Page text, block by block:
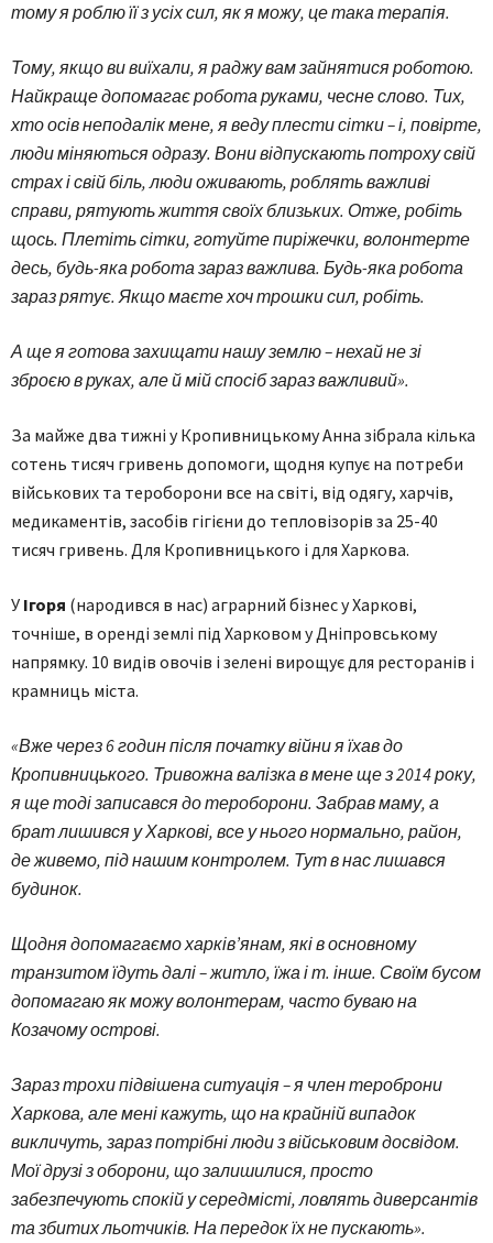
тому я роблю її з усіх сил, як я можу, це така терапія.
Тому, якщо ви виїхали, я раджу вам зайнятися роботою.
Найкраще допомагає робота руками, чесне слово. Тих,
хто осів неподалік мене, я веду плести сітки – і, повірте,
люди міняються одразу. Вони відпускають потроху свій
страх і свій біль, люди оживають, роблять важливі
справи, рятують життя своїх близьких. Отже, робіть
щось. Плетіть сітки, готуйте пиріжечки, волонтерте
десь, будь-яка робота зараз важлива. Будь-яка робота
зараз рятує. Якщо маєте хоч трошки сил, робіть.
А ще я готова захищати нашу землю – нехай не зі
зброєю в руках, але й мій спосіб зараз важливий».
За майже два тижні у Кропивницькому Анна зібрала кілька
сотень тисяч гривень допомоги, щодня купує на потреби
військових та тероборони все на світі, від одягу, харчів,
медикаментів, засобів гігієни до тепловізорів за 25-40
тисяч гривень. Для Кропивницького і для Харкова.
У Ігоря (народився в нас) аграрний бізнес у Харкові,
точніше, в оренді землі під Харковом у Дніпровському
напрямку. 10 видів овочів і зелені вирощує для ресторанів і
крамниць міста.
«Вже через 6 годин після початку війни я їхав до
Кропивницького. Тривожна валізка в мене ще з 2014 року,
я ще тоді записався до тероборони. Забрав маму, а
брат лишився у Харкові, все у нього нормально, район,
де живемо, під нашим контролем. Тут в нас лишався
будинок.
Щодня допомагаємо харків’янам, які в основному
транзитом їдуть далі – житло, їжа і т. інше. Своїм бусом
допомагаю як можу волонтерам, часто буваю на
Козачому острові.
Зараз трохи підвішена ситуація – я член тероброни
Харкова, але мені кажуть, що на крайній випадок
викличуть, зараз потрібні люди з військовим досвідом.
Мої друзі з оборони, що залишилися, просто
забезпечують спокій у середмісті, ловлять диверсантів
та збитих льотчиків. На передок їх не пускають».